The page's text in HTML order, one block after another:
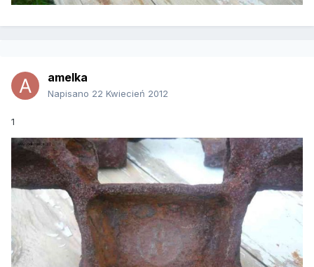
amelka
Napisano 22 Kwiecień 2012
1